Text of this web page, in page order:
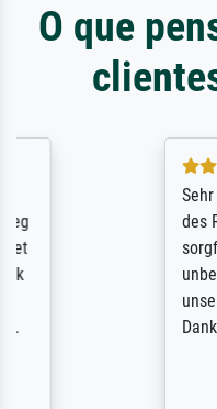
O que
5 / 5
Sehr gute
des Rahmens!
sorgfältig und
unbeschadet
unser letzter